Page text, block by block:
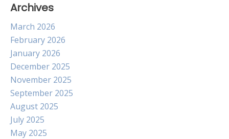
Archives
March 2026
February 2026
January 2026
December 2025
November 2025
September 2025
August 2025
July 2025
May 2025